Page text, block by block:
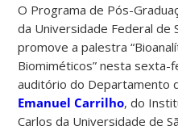
O Programa de Pós-
da Universidade Federal de
promove a palestra
Biomiméticos” nesta sexta-
auditório do Departamento
Emanuel Carrilho, do
Carlos da Universidade de